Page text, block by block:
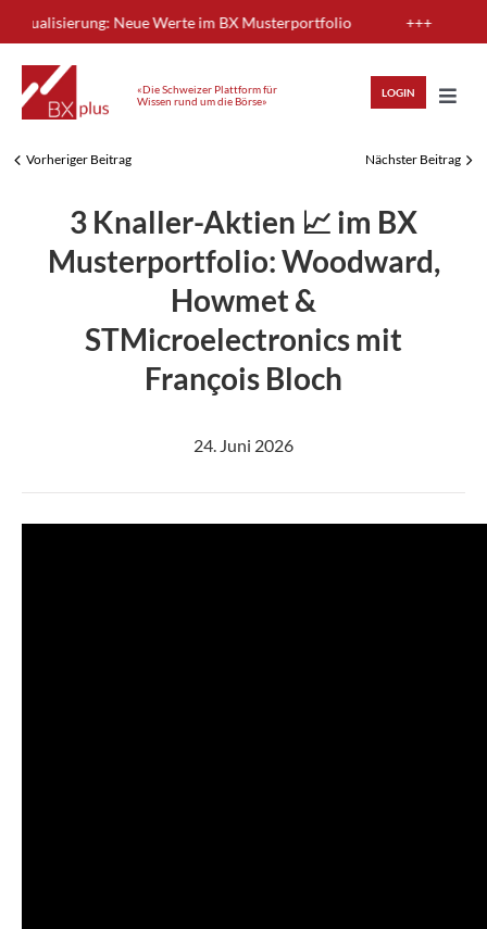
to
content
Neue Werte im BX Musterportfolio +++
«Die Schweizer Plattform für
Wissen rund um die Börse»
LOGIN
HIGHLIGHTS
MITGLIEDERBEREICH
Vorheriger Beitrag Nächster Beitrag
3 Knaller-Aktien 📈 im BX
Musterportfolio: Woodward,
Howmet &
STMicroelectronics mit
François Bloch
24. Juni 2026